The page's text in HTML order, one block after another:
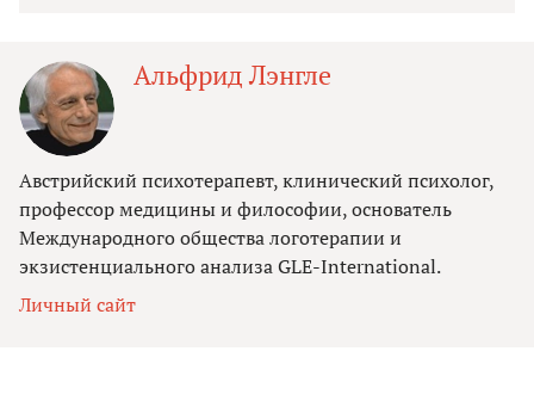
Альфрид Лэнгле
Австрийский психотерапевт, клинический психолог,
профессор медицины и философии, основатель
Международного общества логотерапии и
экзистенциального анализа GLE-International.
Личный сайт